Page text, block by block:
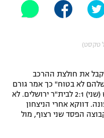
טקסט)
את חולצת ההרכב
לא בטוח" כך אמר גורם
בכיר במכבי פ"ת לאחר ההפסד אמש (שני) 2:1 לבית"ר ירושלים. לא
דווקא אחרי הניצחון
הפסד שני רצוף, מול